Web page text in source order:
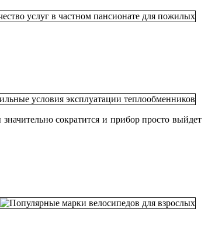
сократится и прибор просто выйдет